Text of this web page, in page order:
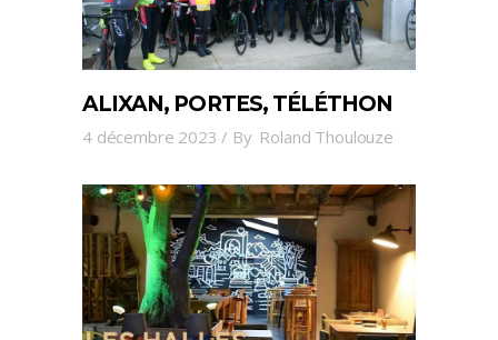
ALIXAN, PORTES, TÉLÉTHON
4 décembre 2023 By Roland Thoulouze